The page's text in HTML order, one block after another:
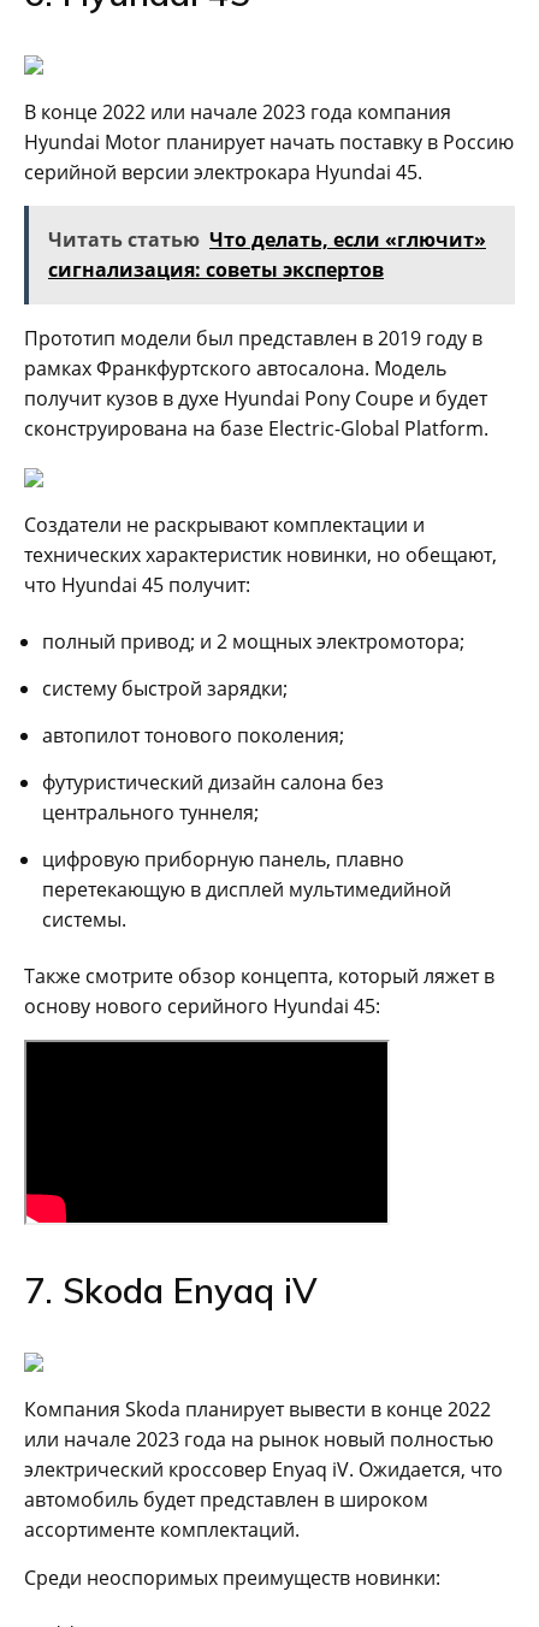
В конце 2022 или начале 2023 года компания
Hyundai Motor планирует начать поставку в Россию
серийной версии электрокара Hyundai 45.
Читать статью Что делать, если «глючит»
сигнализация: советы экспертов
Прототип модели был представлен в 2019 году в
рамках Франкфуртского автосалона. Модель
получит кузов в духе Hyundai Pony Coupe и будет
сконструирована на базе Electric-Global Platform.
Создатели не раскрывают комплектации и
технических характеристик новинки, но обещают,
что Hyundai 45 получит:
полный привод; и 2 мощных электромотора;
систему быстрой зарядки;
автопилот тонового поколения;
футуристический дизайн салона без
центрального туннеля;
цифровую приборную панель, плавно
перетекающую в дисплей мультимедийной
системы.
Также смотрите обзор концепта, который ляжет в
основу нового серийного Hyundai 45:
7. Skoda Enyaq iV
Компания Skoda планирует вывести в конце 2022
или начале 2023 года на рынок новый полностью
электрический кроссовер Enyaq iV. Ожидается, что
автомобиль будет представлен в широком
ассортименте комплектаций.
Среди неоспоримых преимуществ новинки: